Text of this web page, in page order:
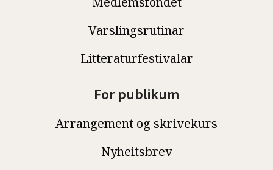
Varslingsrutinar
Litteraturfestivalar
For publikum
Arrangement og skrivekurs
Nyheitsbrev